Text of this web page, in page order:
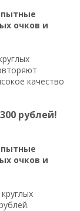
очков и
качество
рублей!
очков и
круглых